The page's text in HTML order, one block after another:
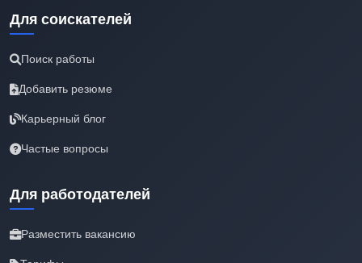
Для соискателей
Поиск работы
Добавить резюме
Карьерный блог
Частые вопросы
Для работодателей
Разместить вакансию